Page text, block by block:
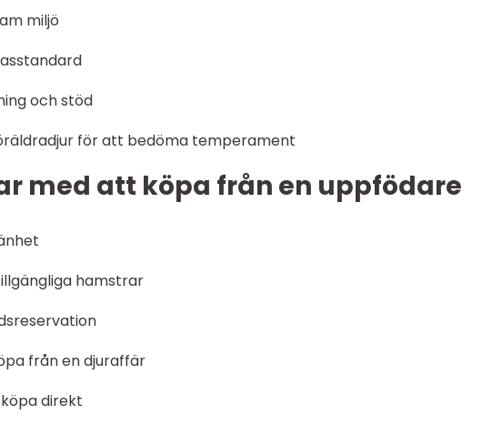
miljö
och stöd
för att bedöma temperament
med att köpa från en uppfödare
hamstrar
från en djuraffär
direkt